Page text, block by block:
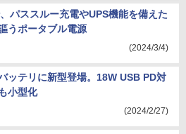
パススルー充電やUPS機能を備えた
うポータブル電源
(2024/3/4)
ッテリに新型登場。18W USB PD対
小型化
(2024/2/27)